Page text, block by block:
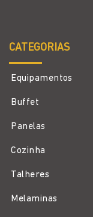
CATEGORIAS
Equipamentos
Buffet
Panelas
Cozinha
Talheres
Melaminas